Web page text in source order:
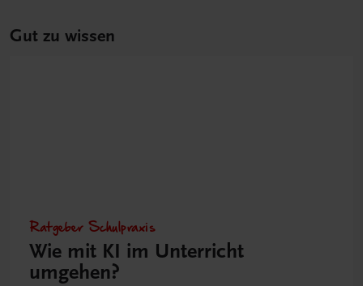
Gut zu wissen
Ratgeber Schulpraxis
Wie mit KI im Unterricht
umgehen?